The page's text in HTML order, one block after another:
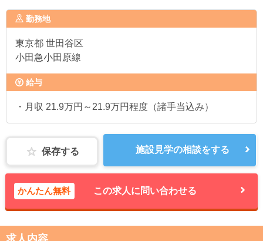
勤務地
東京都 世田谷区
小田急小田原線
給与
・月収 21.9万円～21.9万円程度（諸手当込み）
保存する 施設見学の相談をする
かんたん無料 この求人に問い合わせる